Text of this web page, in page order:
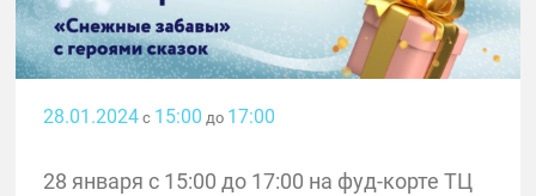
28.01.2024с 15:00 до 17:00
28 января с 15:00 до 17:00 на фуд-корте ТЦ